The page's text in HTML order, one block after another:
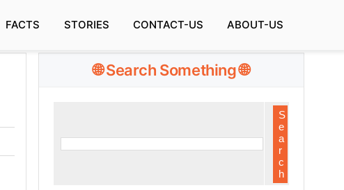
FACTS STORIES CONTACT-US ABOUT-US
🌐 Search Something 🌐